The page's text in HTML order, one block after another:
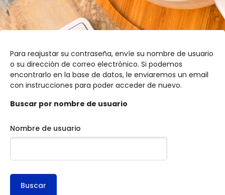
Salta al contenido principal
Para reajustar su contraseña, envíe su nombre de usuario
o su dirección de correo electrónico. Si podemos
encontrarlo en la base de datos, le enviaremos un email
con instrucciones para poder acceder de nuevo.
Buscar por nombre de usuario
Nombre de usuario